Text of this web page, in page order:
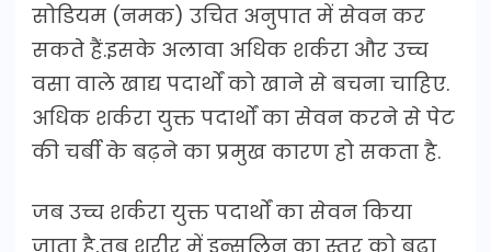
सोडियम (नमक) उचित अनुपात में सेवन कर
सकते हैं.इसके अलावा अधिक शर्करा और उच्च
वसा वाले खाद्य पदार्थों को खाने से बचना चाहिए.
अधिक शर्करा युक्त पदार्थों का सेवन करने से पेट
की चर्बी के बढ़ने का प्रमुख कारण हो सकता है.
जब उच्च शर्करा युक्त पदार्थों का सेवन किया
जाता है,तब शरीर में इन्सुलिन का स्तर को बढ़ा